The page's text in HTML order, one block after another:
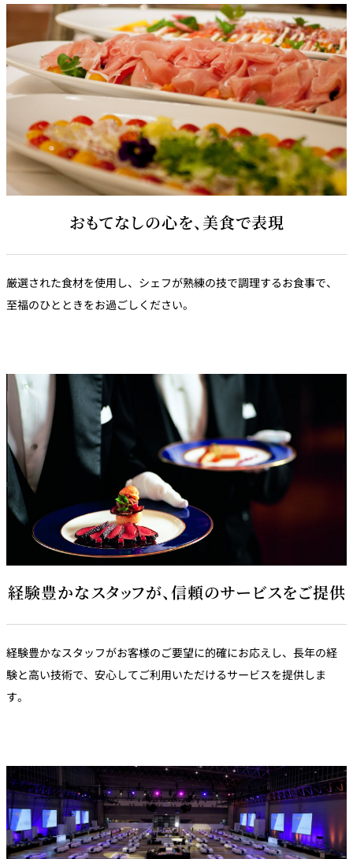
おもてなしの心を、美食で表現
厳選された食材を使用し、シェフが熟練の技で調理するお食事で、
至福のひとときをお過ごしください。
経験豊かなスタッフが、信頼のサービスをご提供
経験豊かなスタッフがお客様のご要望に的確にお応えし、長年の経
験と高い技術で、安心してご利用いただけるサービスを提供しま
す。